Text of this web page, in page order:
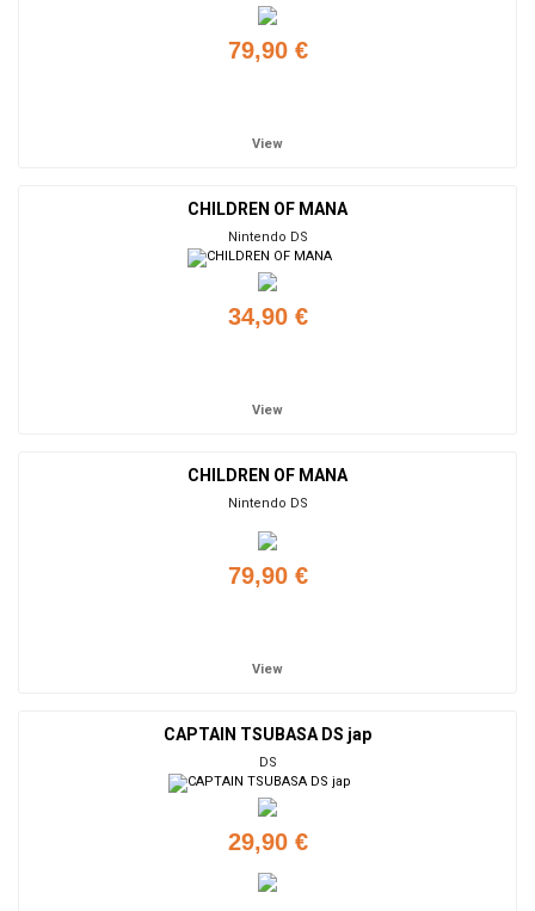
79,90 €
View
CHILDREN OF MANA
Nintendo DS
34,90 €
View
CHILDREN OF MANA
Nintendo DS
79,90 €
View
CAPTAIN TSUBASA DS jap
DS
29,90 €